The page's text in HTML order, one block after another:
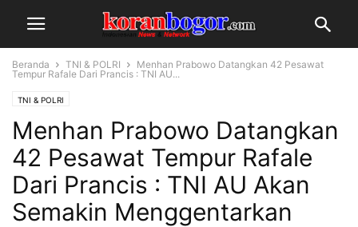
Beranda TNI & POLRI
Menhan Prabowo Datangkan 42 Pesawat
Tempur Rafale Dari Prancis : TNI AU...
TNI & POLRI
Menhan Prabowo Datangkan
42 Pesawat Tempur Rafale
Dari Prancis : TNI AU Akan
Semakin Menggentarkan